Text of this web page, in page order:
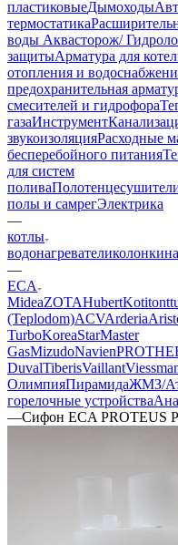
пластиковыеДымоходы
термостатика
воды Аквасторож/
защитыАрматура для
отопления и
предохранительная
смесителей и гидрофора
газаИнструмент
звукоизоляцияРасходные
бесперебойного питания
для систем
полива
полы и самрегЭлектрика
—
котлы
водонагревателиколонки
—
ECA
MideaZOTAHubert
(Teplodom)ACVArderia
TurboKoreaStarMaster
GasMizudoNavien
DuvalTiberisVaillant
ОлимпияПирамидаЖМЗ/
горелочные устройства
—Сифон ECA PROTEUS